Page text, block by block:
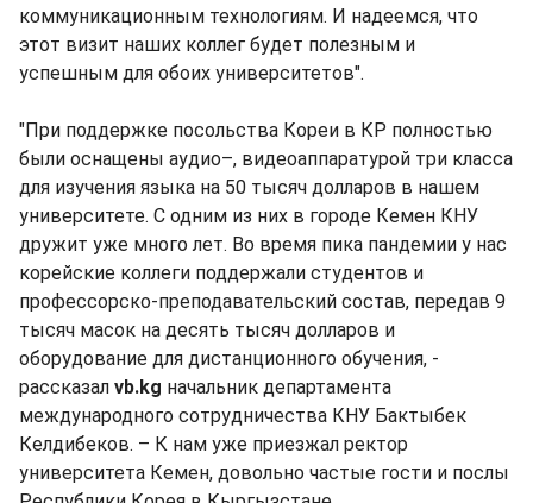
коммуникационным технологиям. И надеемся, что
этот визит наших коллег будет полезным и
успешным для обоих университетов".
"При поддержке посольства Кореи в КР полностью
были оснащены аудио–, видеоаппаратурой три класса
для изучения языка на 50 тысяч долларов в нашем
университете. С одним из них в городе Кемен КНУ
дружит уже много лет. Во время пика пандемии у нас
корейские коллеги поддержали студентов и
профессорско-преподавательский состав, передав 9
тысяч масок на десять тысяч долларов и
оборудование для дистанционного обучения, -
рассказал vb.kg начальник департамента
международного сотрудничества КНУ Бактыбек
Келдибеков. – К нам уже приезжал ректор
университета Кемен, довольно частые гости и послы